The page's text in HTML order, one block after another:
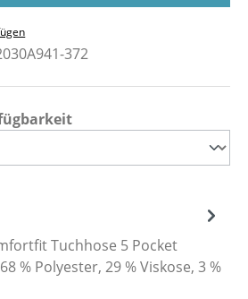
372
Tuchhose 5 Pocket
% Polyester, 29 % Viskose, 3 %